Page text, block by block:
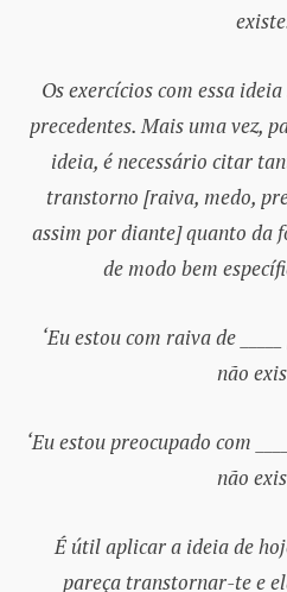
Os exercícios com essa
precedentes. Mais uma vez,
ideia, é necessário citar
transtorno [raiva, medo,
assim por diante] quanto da
de modo bem
‘Eu estou com raiva de
não
‘Eu estou preocupado com
não
É útil aplicar a ideia de
pareça transtornar-te e